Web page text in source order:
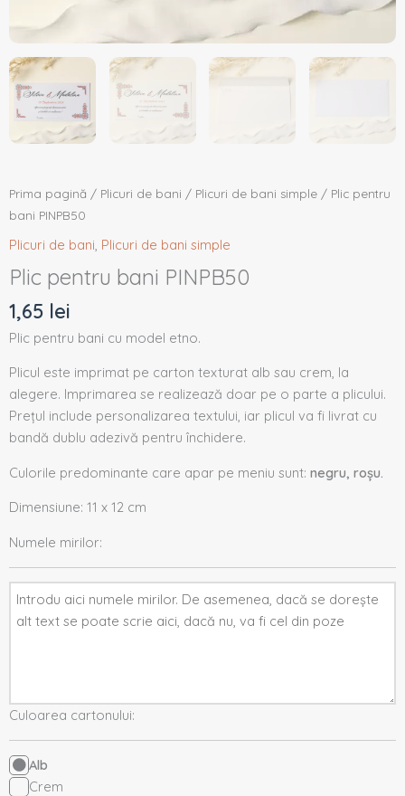
Prima pagină / Plicuri de bani / Plicuri de bani simple / Plic pentru
bani PINPB50
Plicuri de bani Plicuri de bani simple
Plic pentru bani PINPB50
1,65 lei
Plic pentru bani cu model etno.
Plicul este imprimat pe carton texturat alb sau crem, la
alegere. Imprimarea se realizează doar pe o parte a plicului.
Prețul include personalizarea textului, iar plicul va fi livrat cu
bandă dublu adezivă pentru închidere.
Culorile predominante care apar pe meniu sunt: negru, roșu.
Dimensiune: 11 x 12 cm
Numele mirilor:
Culoarea cartonului:
Alb
Crem